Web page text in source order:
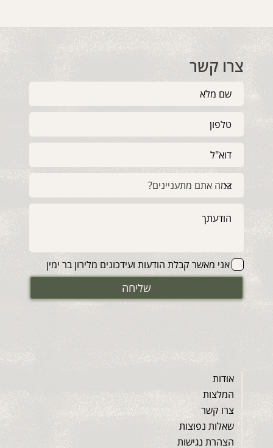
צרו קשר
אני מאשר קבלת הודעות ועידכונים מלירון בר ימין
שליחה
אודות
המלצות
צרו קשר
שאלות נפוצות
הצהרת נגישות